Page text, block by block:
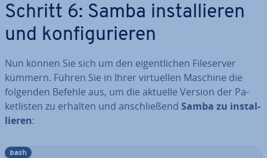
Schritt 6: Samba in­stal­lie­ren
und kon­fi­gu­rie­ren
Nun können Sie sich um den ei­gent­li­chen File­ser­ver
kümmern. Führen Sie in Ihrer vir­tu­el­len Maschine die
folgenden Befehle aus, um die aktuelle Version der Pa­
ket­lis­ten zu erhalten und an­schlie­ßend Samba zu in­stal­
lie­ren:
bash